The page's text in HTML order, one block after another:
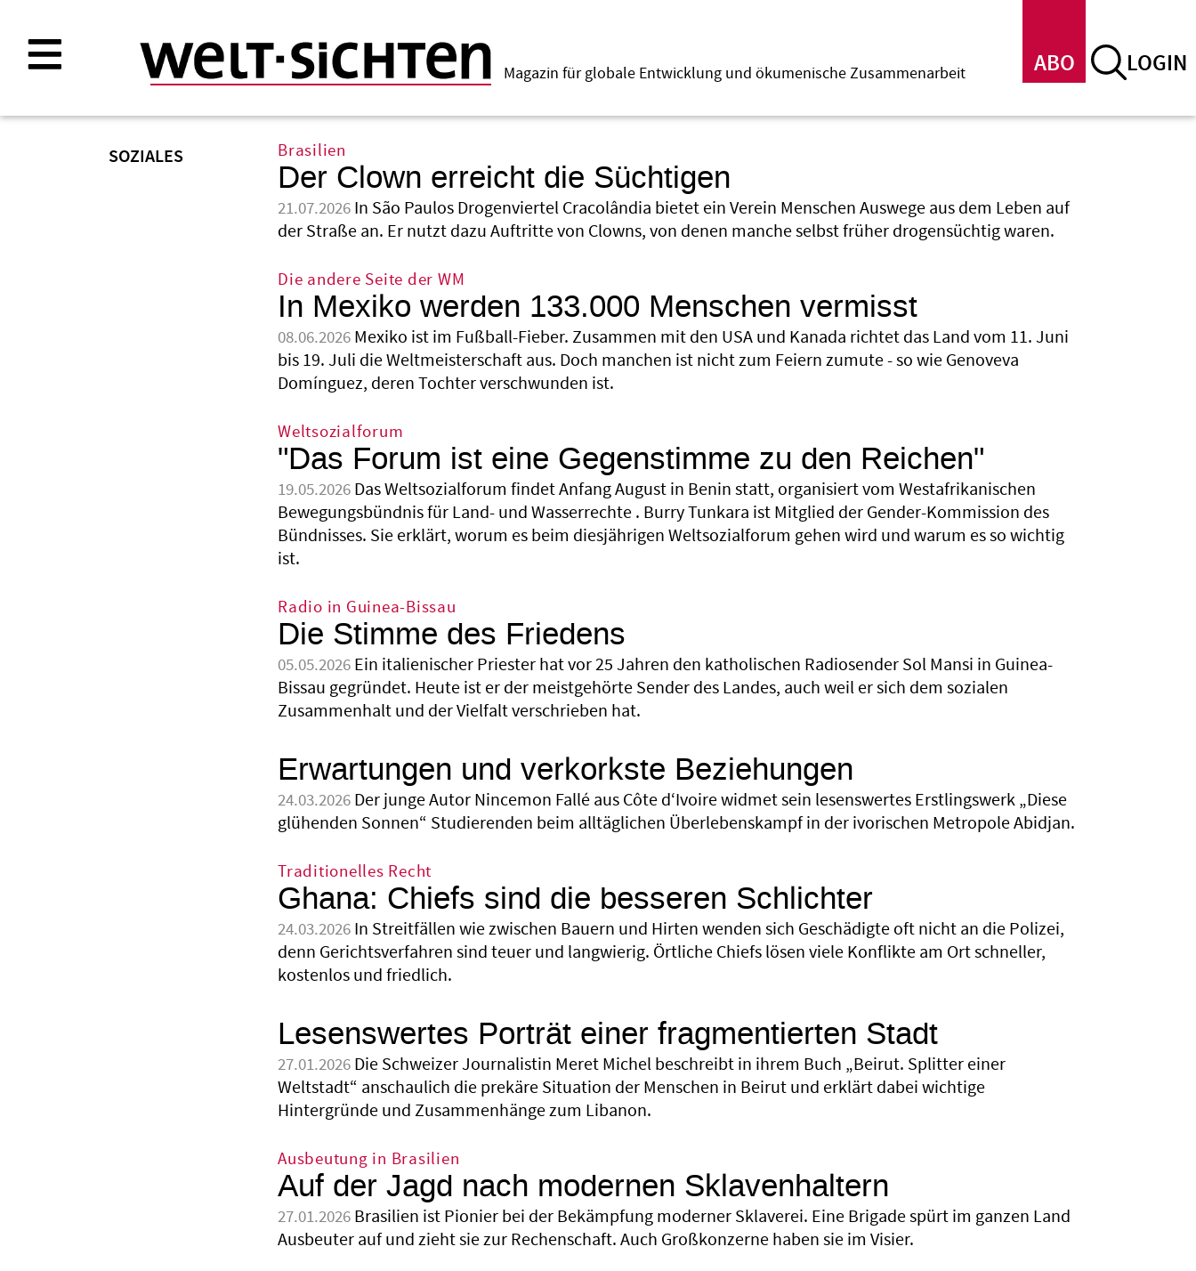
Inhalt
ABO LOGIN
Magazin für globale Entwicklung und ökumenische Zusammenarbeit
SOZIALES Brasilien
Der Clown erreicht die Süchtigen
21.07.2026 In São Paulos Drogenviertel Cracolândia bietet ein Verein Menschen Auswege aus dem Leben auf
der Straße an. Er nutzt dazu Auftritte von Clowns, von denen manche selbst früher drogensüchtig waren.
Die andere Seite der WM
In Mexiko werden 133.000 Menschen vermisst
08.06.2026 Mexiko ist im Fußball-Fieber. Zusammen mit den USA und Kanada richtet das Land vom 11. Juni
bis 19. Juli die Weltmeisterschaft aus. Doch manchen ist nicht zum Feiern zumute - so wie Genoveva
Domínguez, deren Tochter verschwunden ist.
Weltsozialforum
"Das Forum ist eine Gegenstimme zu den Reichen"
19.05.2026 Das Weltsozialforum findet Anfang August in Benin statt, organisiert vom Westafrikanischen
Bewegungsbündnis für Land- und Wasserrechte . Burry Tunkara ist Mitglied der Gender-Kommission des
Bündnisses. Sie erklärt, worum es beim diesjährigen Weltsozialforum gehen wird und warum es so wichtig
ist.
Radio in Guinea-Bissau
Die Stimme des Friedens
05.05.2026 Ein italienischer Priester hat vor 25 Jahren den katholischen Radiosender Sol Mansi in Guinea-
Bissau gegründet. Heute ist er der meistgehörte Sender des Landes, auch weil er sich dem sozialen
Zusammenhalt und der Vielfalt verschrieben hat.
Erwartungen und verkorkste Beziehungen
24.03.2026 Der junge Autor Nincemon Fallé aus Côte d‘Ivoire widmet sein lesenswertes Erstlingswerk „Diese
glühenden Sonnen“ Studierenden beim alltäglichen Überlebenskampf in der ivorischen Metropole Abidjan.
Traditionelles Recht
Ghana: Chiefs sind die besseren Schlichter
24.03.2026 In Streitfällen wie zwischen Bauern und Hirten wenden sich Geschädigte oft nicht an die Polizei,
denn Gerichtsverfahren sind teuer und langwierig. Örtliche Chiefs lösen viele Konflikte am Ort schneller,
kostenlos und friedlich.
Lesenswertes Porträt einer fragmentierten Stadt
27.01.2026 Die Schweizer Journalistin Meret Michel beschreibt in ihrem Buch „Beirut. Splitter einer
Weltstadt“ anschaulich die prekäre Situation der Menschen in Beirut und erklärt dabei wichtige
Hintergründe und Zusammenhänge zum Libanon.
Ausbeutung in Brasilien
Auf der Jagd nach modernen Sklavenhaltern
27.01.2026 Brasilien ist Pionier bei der Bekämpfung moderner Sklaverei. Eine Brigade spürt im ganzen Land
Ausbeuter auf und zieht sie zur Rechenschaft. Auch Großkonzerne haben sie im Visier.